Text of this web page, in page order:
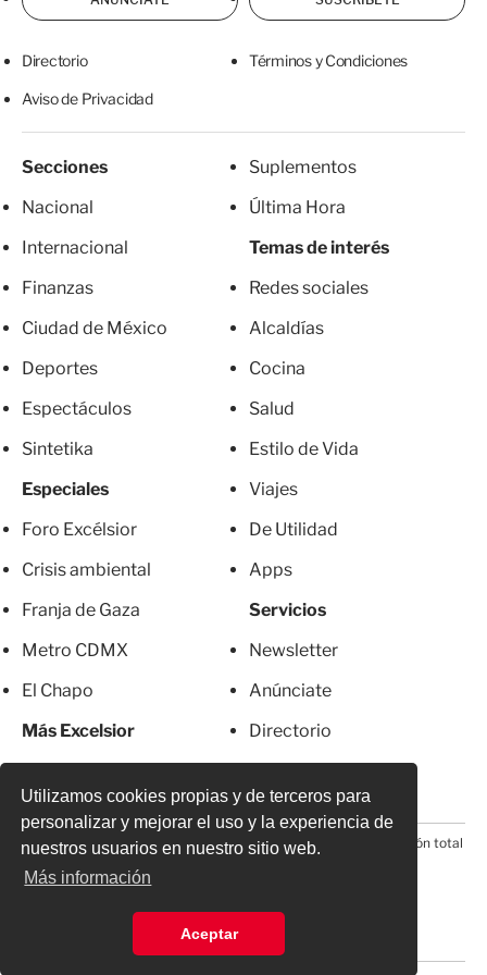
Utilizamos cookies propias y de terceros para
personalizar y mejorar el uso y la experiencia de
nuestros usuarios en nuestro sitio web.
Más información
Aceptar
Directorio Términos y Condiciones
Aviso de Privacidad
Secciones
Nacional
Internacional
Finanzas
Ciudad de México
Deportes
Espectáculos
Sintetika
Especiales
Foro Excélsior
Crisis ambiental
Franja de Gaza
Metro CDMX
El Chapo
Más Excelsior
Suplementos
Última Hora
Temas de interés
Redes sociales
Alcaldías
Cocina
Salud
Estilo de Vida
Viajes
De Utilidad
Apps
Servicios
Newsletter
Anúnciate
Directorio
© 2026 Todos los derechos reservados. Prohibida la reproducción total
o parcial, incluyendo cualquier medio electrónico*